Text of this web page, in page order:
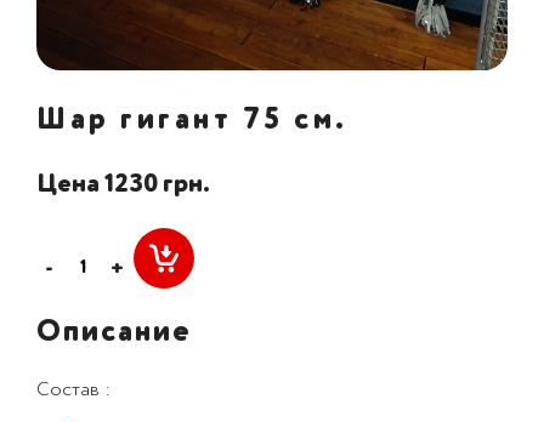
Шар гигант 75 см.
Цена 1230 грн.
- +
Описание
Состав :